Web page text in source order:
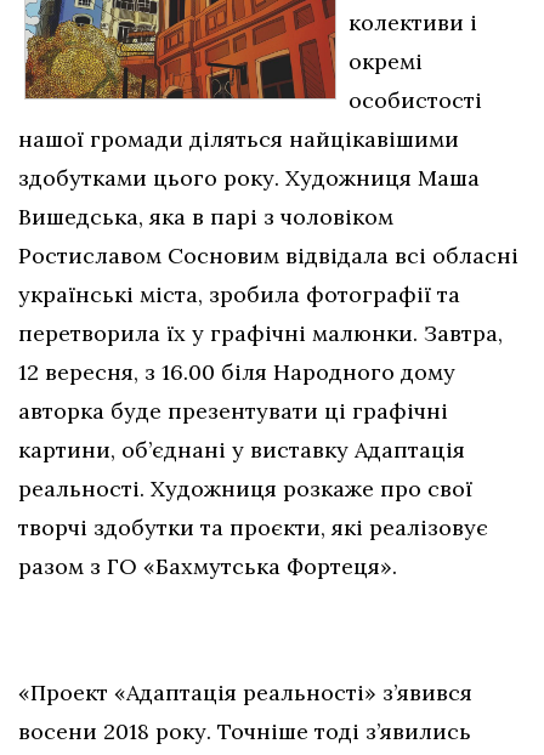
колективи і
окремі
особистості
нашої громади діляться найцікавішими
здобутками цього року. Художниця Маша
Вишедська, яка в парі з чоловіком
Ростиславом Сосновим відвідала всі обласні
українські міста, зробила фотографії та
перетворила їх у графічні малюнки. Завтра,
12 вересня, з 16.00 біля Народного дому
авторка буде презентувати ці графічні
картини, об’єднані у виставку Адаптація
реальності. Художниця розкаже про свої
творчі здобутки та проєкти, які реалізовує
разом з ГО «Бахмутська Фортеця».
«Проект «Адаптація реальності» з’явився
восени 2018 року. Точніше тоді з’явились